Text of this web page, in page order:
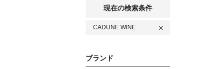
現在の検索条件
CADUNE WINE
ブランド